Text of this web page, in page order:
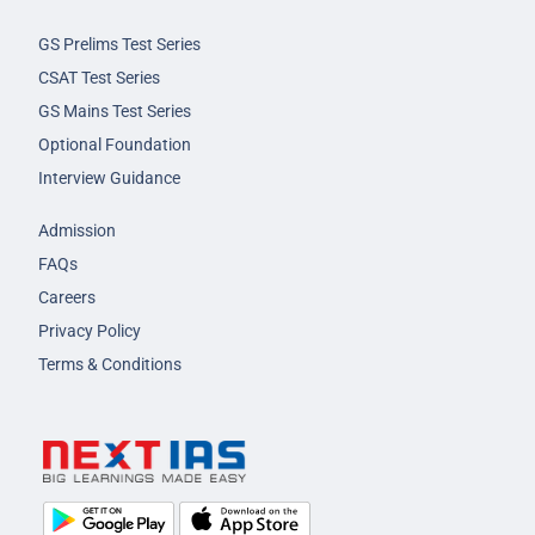
GS Prelims Test Series
CSAT Test Series
GS Mains Test Series
Optional Foundation
Interview Guidance
Admission
FAQs
Careers
Privacy Policy
Terms & Conditions